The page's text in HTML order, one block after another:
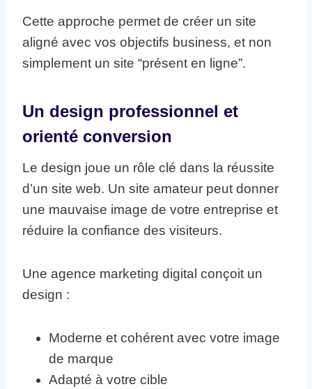
Cette approche permet de créer un site
aligné avec vos objectifs business, et non
simplement un site “présent en ligne”.
Un design professionnel et
orienté conversion
Le design joue un rôle clé dans la réussite
d’un site web. Un site amateur peut donner
une mauvaise image de votre entreprise et
réduire la confiance des visiteurs.
Une agence marketing digital conçoit un
design :
Moderne et cohérent avec votre image
de marque
Adapté à votre cible